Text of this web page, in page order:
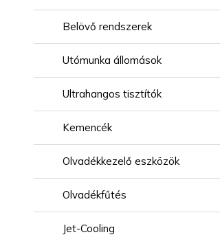
Belövő rendszerek
Utómunka állomások
Ultrahangos tisztítók
Kemencék
Olvadékkezelő eszközök
Olvadékfűtés
Jet-Cooling